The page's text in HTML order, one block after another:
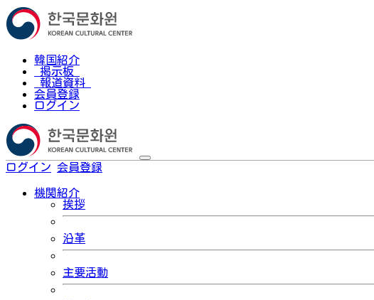
韓国紹介
掲示板
報道資料
会員登録
ログイン
ログイン 会員登録
機関紹介
挨拶
沿革
主要活動